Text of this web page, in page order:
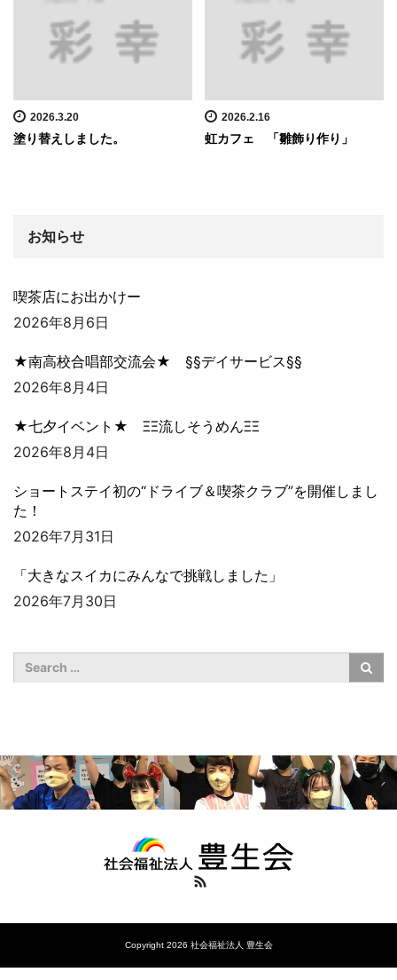
2026.3.20
塗り替えしました。
2026.2.16
虹カフェ 「雛飾り作り」
お知らせ
喫茶店にお出かけー
2026年8月6日
★南高校合唱部交流会★ §§デイサービス§§
2026年8月4日
★七夕イベント★ ΞΞ流しそうめんΞΞ
2026年8月4日
ショートステイ初の“ドライブ＆喫茶クラブ”を開催しまし
た！
2026年7月31日
「大きなスイカにみんなで挑戦しました」
2026年7月30日
Copyright 2026 社会福祉法人 豊生会